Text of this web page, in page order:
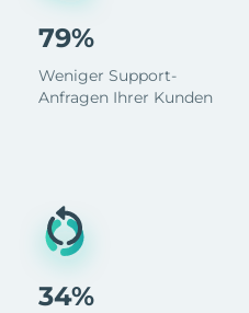
79%
Weniger Support-
Anfragen Ihrer Kunden
34%